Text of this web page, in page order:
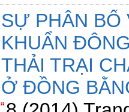
SỰ PHÂN BỐ
KHUẨN
THẢI TRẠI
Ở ĐỒNG